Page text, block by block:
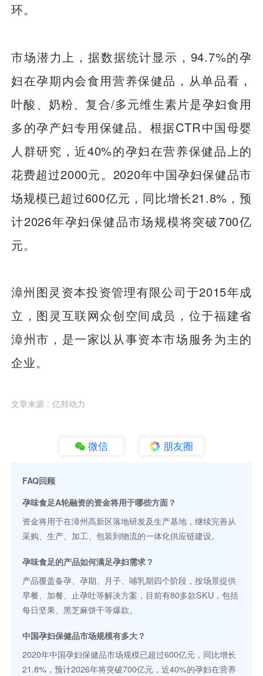
环。
市场潜力上，据数据统计显示，94.7%的孕
妇在孕期内会食用营养保健品，从单品看，
叶酸、奶粉、复合/多元维生素片是孕妇食用
多的孕产妇专用保健品。根据CTR中国母婴
人群研究，近40%的孕妇在营养保健品上的
花费超过2000元。2020年中国孕妇保健品市
场规模已超过600亿元，同比增长21.8%，预
计2026年孕妇保健品市场规模将突破700亿
元。
漳州图灵资本投资管理有限公司于2015年成
立，图灵互联网众创空间成员，位于福建省
漳州市，是一家以从事资本市场服务为主的
企业。
文章来源：亿邦动力
微信 朋友圈
FAQ回顾
孕味食足A轮融资的资金将用于哪些方面？
资金将用于在漳州高新区落地研发及生产基地，继续完善从
采购、生产、加工、包装到物流的一体化供应链建设。
孕味食足的产品如何满足孕妇需求？
产品覆盖备孕、孕期、月子、哺乳期四个阶段，按场景提供
早餐、加餐、止孕吐等解决方案，目前有80多款SKU，包括
每日坚果、黑芝麻饼干等爆款。
中国孕妇保健品市场规模有多大？
2020年中国孕妇保健品市场规模已超过600亿元，同比增长
21.8%，预计2026年将突破700亿元，近40%的孕妇在营养